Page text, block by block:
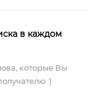
в каждом
которые Вы
:)